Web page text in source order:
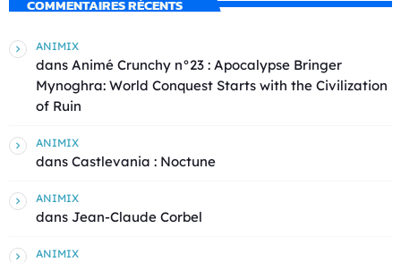
COMMENTAIRES RÉCENTS
ANIMIX
dans Animé Crunchy n°23 : Apocalypse Bringer
Mynoghra: World Conquest Starts with the Civilization
of Ruin
ANIMIX
dans Castlevania : Noctune
ANIMIX
dans Jean-Claude Corbel
ANIMIX